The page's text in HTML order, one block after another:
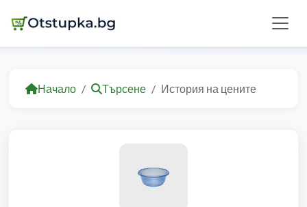
Начало Търсене История на цените